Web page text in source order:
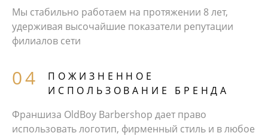
Мы стабильно работаем на протяжении 8 лет,
удерживая высочайшие показатели репутации
филиалов сети
ПОЖИЗНЕННОЕ
ИСПОЛЬЗОВАНИЕ БРЕНДА
Франшиза OldBoy Barbershop дает право
использовать логотип, фирменный стиль и в любое